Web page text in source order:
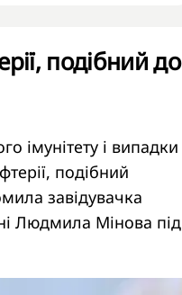
подібний до
імунітету і випадки
подібний
завідувачка
Людмила Мінова під